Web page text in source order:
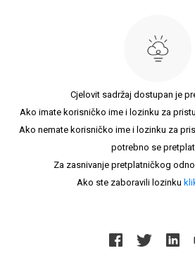
Cjelovit sadržaj dostupan je
Ako imate korisničko ime i lozinku za
Ako nemate korisničko ime i lozinku za
potrebno se
Za zasnivanje pretplatničkog
Ako ste zaboravili lozinku